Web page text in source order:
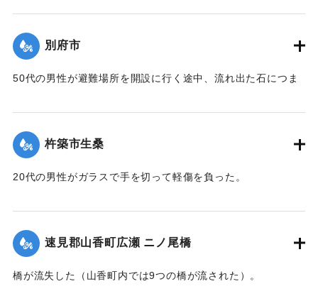
旧にあたる
昭五一．九．一一．一一時三〇分
災害救助法発令 激甚災害地域指定
1976/9/7-1976/9/13｜固有コード:
｜固有コード:00857031
別府市
50代の男性が避難場所を開設に行く途中、流れ出た石につま
杵築市生桑
20代の男性がガラスで手を切って軽傷を負った。
｜固有コード:00857033
速見郡山香町広瀬 ニノ尾橋
橋が流失した（山香町内では9つの橋が流された）。